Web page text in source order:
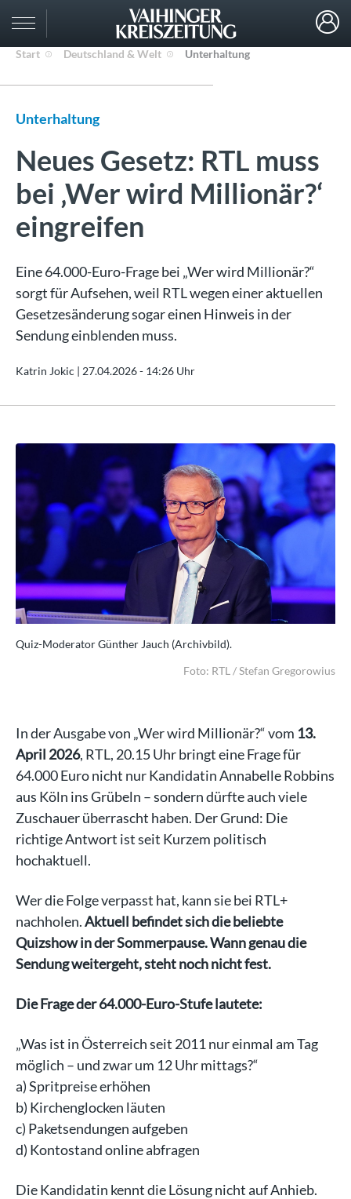
Start Deutschland & Welt Unterhaltung
Unterhaltung
Neues Gesetz: RTL muss
bei ‚Wer wird Millionär?‘
eingreifen
Eine 64.000-Euro-Frage bei „Wer wird Millionär?“
sorgt für Aufsehen, weil RTL wegen einer aktuellen
Gesetzesänderung sogar einen Hinweis in der
Sendung einblenden muss.
Katrin Jokic | 27.04.2026 - 14:26 Uhr
Quiz-Moderator Günther Jauch (Archivbild).
Foto: RTL / Stefan Gregorowius
In der Ausgabe von „Wer wird Millionär?“ vom 13.
April 2026, RTL, 20.15 Uhr bringt eine Frage für
64.000 Euro nicht nur Kandidatin Annabelle Robbins
aus Köln ins Grübeln – sondern dürfte auch viele
Zuschauer überrascht haben. Der Grund: Die
richtige Antwort ist seit Kurzem politisch
hochaktuell.
Wer die Folge verpasst hat, kann sie bei RTL+
nachholen.Aktuell befindet sich die beliebte
Quizshow in der Sommerpause. Wann genau die
Sendung weitergeht, steht noch nicht fest.
Die Frage der 64.000-Euro-Stufe lautete:
„Was ist in Österreich seit 2011 nur einmal am Tag
möglich – und zwar um 12 Uhr mittags?“
a) Spritpreise erhöhen
b) Kirchenglocken läuten
c) Paketsendungen aufgeben
d) Kontostand online abfragen
Die Kandidatin kennt die Lösung nicht auf Anhieb.